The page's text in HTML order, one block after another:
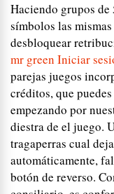
Haciendo grupos de
símbolos las
desbloquear
mr green Iniciar
parejas juegos
créditos, que
empezando por
diestra de el juego.
tragaperras cual
automáticamente,
botón de reverso.